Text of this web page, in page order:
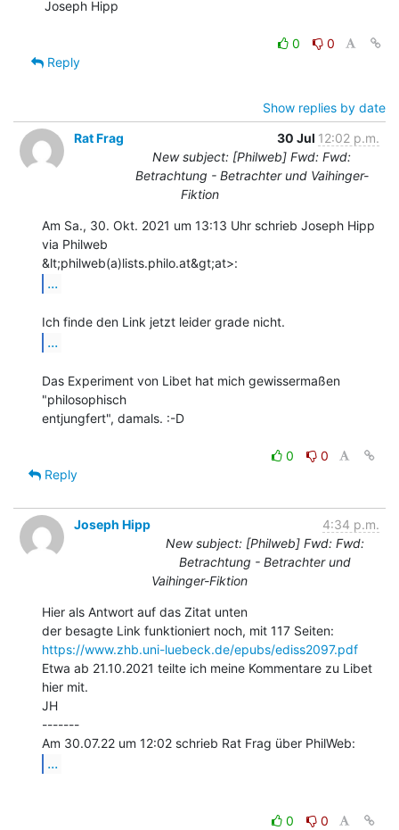
Joseph Hipp
0
0
Reply
Show replies by date
Rat Frag
30 Jul 12:02 p.m.
New subject: [Philweb] Fwd: Fwd:
Betrachtung - Betrachter und Vaihinger-
Fiktion
Am Sa., 30. Okt. 2021 um 13:13 Uhr schrieb Joseph Hipp
via Philweb
...
...
Das Experiment von Libet hat mich gewissermaßen
"philosophisch
entjungfert", damals. :-D
0
0
Reply
Joseph Hipp
4:34 p.m.
New subject: [Philweb] Fwd: Fwd:
Betrachtung - Betrachter und
Vaihinger-Fiktion
Hier als Antwort auf das Zitat unten
https://www.zhb.uni-luebeck.de/epubs/ediss2097.pdf
Etwa ab 21.10.2021 teilte ich meine Kommentare zu Libet
hier mit.
JH
-------
...
0
0